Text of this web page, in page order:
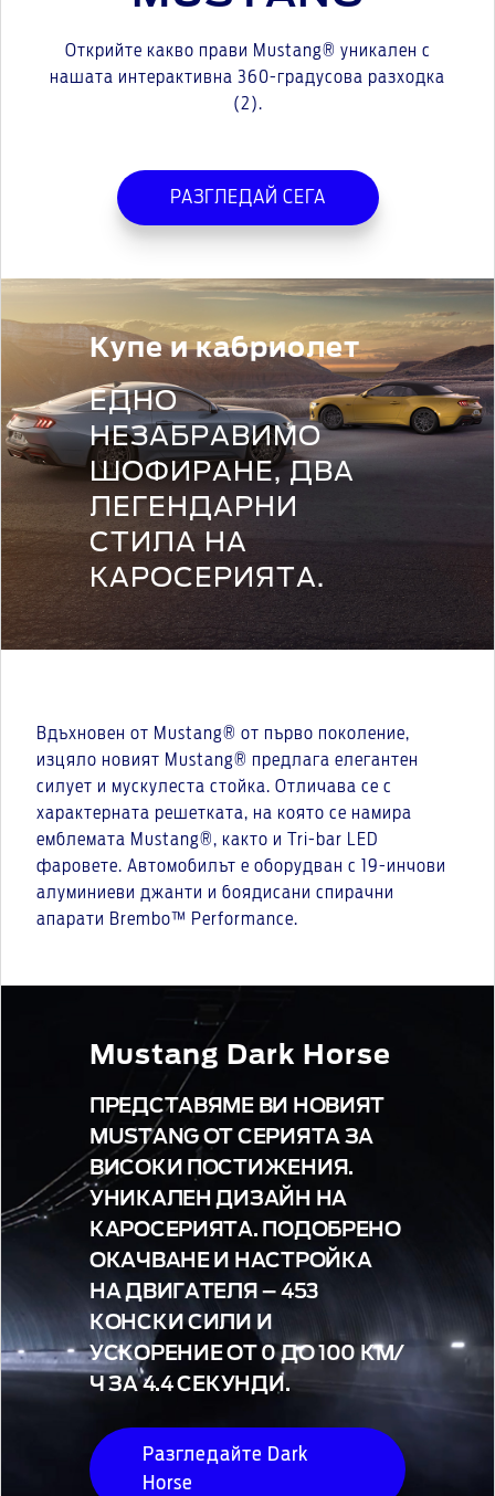
Открийте какво прави Mustang® уникален с
нашата интерактивна 360-градусова разходка
(2).
РАЗГЛЕДАЙ СЕГА
Купе и кабриолет
ЕДНО
НЕЗАБРАВИМО
ШОФИРАНЕ, ДВА
ЛЕГЕНДАРНИ
СТИЛА НА
КАРОСЕРИЯТА.
Вдъхновен от Mustang® от първо поколение,
изцяло новият Mustang® предлага елегантен
силует и мускулеста стойка. Отличава се с
характерната решетката, на която се намира
емблемата Mustang®, както и Tri-bar LED
фаровете. Автомобилът е оборудван с 19-инчови
алуминиеви джанти и боядисани спирачни
апарати Brembo™ Performance.
Mustang Dark Horse
ПРЕДСТАВЯМЕ ВИ НОВИЯТ
MUSTANG ОТ СЕРИЯТА ЗА
ВИСОКИ ПОСТИЖЕНИЯ.
УНИКАЛЕН ДИЗАЙН НА
КАРОСЕРИЯТА. ПОДОБРЕНО
ОКАЧВАНЕ И НАСТРОЙКА
НА ДВИГАТЕЛЯ – 453
КОНСКИ СИЛИ И
УСКОРЕНИЕ ОТ 0 ДО 100 КМ/
Ч ЗА 4.4 СЕКУНДИ.
Разгледайте Dark
Horse